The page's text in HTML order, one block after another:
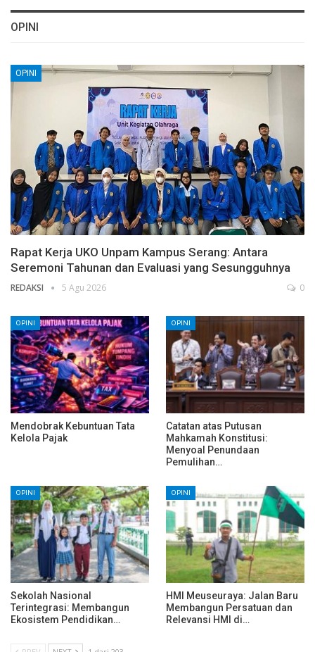
OPINI
OPINI
Rapat Kerja UKO Unpam Kampus Serang: Antara
Seremoni Tahunan dan Evaluasi yang Sesungguhnya
REDAKSI 5 Agu 2026 0
OPINI
Mendobrak Kebuntuan Tata
Kelola Pajak
OPINI
Catatan atas Putusan
Mahkamah Konstitusi:
Menyoal Penundaan
Pemulihan…
OPINI
Sekolah Nasional
Terintegrasi: Membangun
Ekosistem Pendidikan…
OPINI
HMI Meuseuraya: Jalan Baru
Membangun Persatuan dan
Relevansi HMI di…